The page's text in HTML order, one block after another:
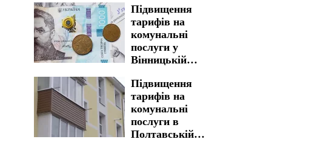
Підвищення
тарифів на
комунальні
послуги у
Вінницькій
можуть злетіти
майже в двічі
Підвищення
тарифів на
комунальні
послуги в
Полтавській